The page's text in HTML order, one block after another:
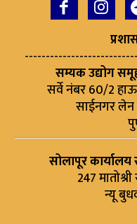
सम्यक उद्योग
सर्वे नंबर 60/2
साईनगर
सोलापूर
247
न्यू